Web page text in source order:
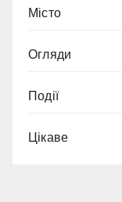
Місто
Огляди
Події
Цікаве